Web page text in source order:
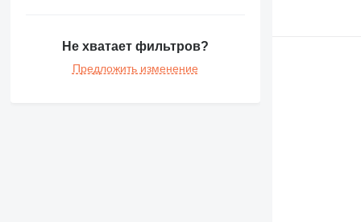
Не хватает фильтров?
Предложить изменение